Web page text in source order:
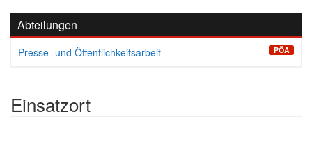
Abteilungen
Presse- und Öffentlichkeitsarbeit PÖA
Einsatzort